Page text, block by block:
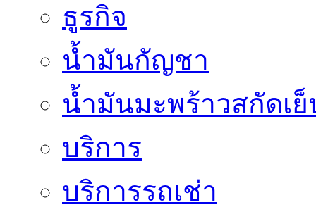
ธูรกิจ
น้ำมันกัญชา
น้ำมันมะพร้าวสกัดเ
บริการ
บริการรถเช่า